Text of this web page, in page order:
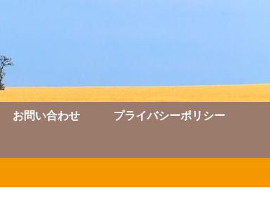
お問い合わせ プライバシーポリシー